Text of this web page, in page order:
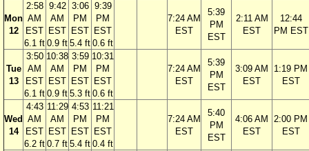
Mon
12
2:58
AM
EST
6.1 ft
9:42
AM
EST
0.9 ft
3:06
PM
EST
5.4 ft
9:39
PM
EST
0.6 ft
7:24 AM
EST
5:39
PM
EST
2:11 AM
EST
12:44
PM EST
Tue
13
3:50
AM
EST
6.1 ft
10:38
AM
EST
0.9 ft
3:59
PM
EST
5.3 ft
10:31
PM
EST
0.6 ft
7:24 AM
EST
5:39
PM
EST
3:09 AM
EST
1:19 PM
EST
Wed
14
4:43
AM
EST
6.2 ft
11:29
AM
EST
0.7 ft
4:53
PM
EST
5.4 ft
11:21
PM
EST
0.4 ft
7:24 AM
EST
5:40
PM
EST
4:06 AM
EST
2:00 PM
EST